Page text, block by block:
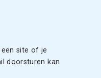
site of je
doorsturen kan